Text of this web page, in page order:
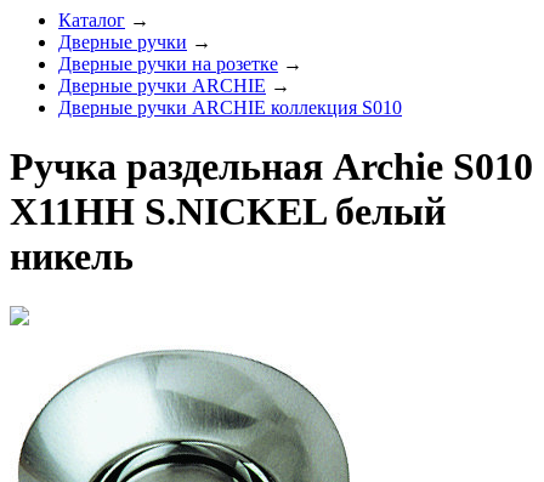
Каталог →
Дверные ручки →
Дверные ручки на розетке →
Дверные ручки ARCHIE →
Дверные ручки ARCHIE коллекция S010
Ручка раздельная Archie S010
X11HH S.NICKEL белый
никель